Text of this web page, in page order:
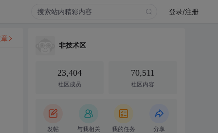
登录/注册
非技术区
23,404
社区成员
70,511
社区内容
发帖 与我相关 我的任务 分享